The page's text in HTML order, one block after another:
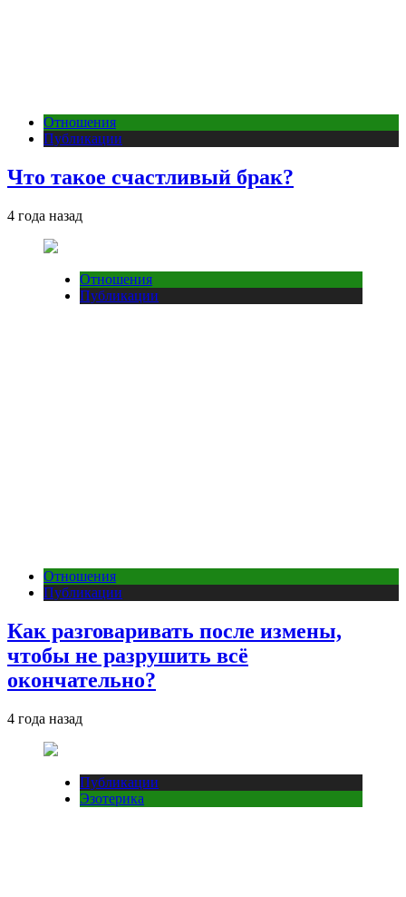
Отношения
Публикации
Что такое счастливый брак?
4 года назад
Отношения
Публикации
Отношения
Публикации
Как разговаривать после измены,
чтобы не разрушить всё
окончательно?
4 года назад
Публикации
Эзотерика